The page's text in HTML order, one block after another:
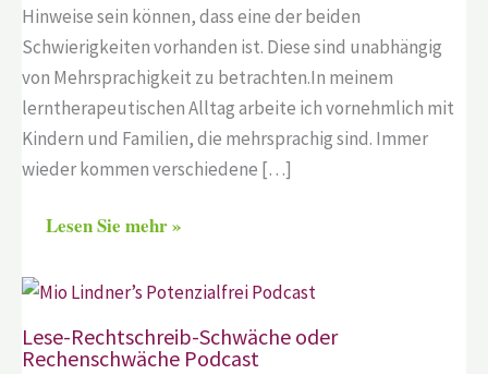
Hinweise sein können, dass eine der beiden
Schwierigkeiten vorhanden ist. Diese sind unabhängig
von Mehrsprachigkeit zu betrachten.In meinem
lerntherapeutischen Alltag arbeite ich vornehmlich mit
Kindern und Familien, die mehrsprachig sind. Immer
wieder kommen verschiedene […]
Lesen Sie mehr »
Lese-Rechtschreib-Schwäche oder
Rechenschwäche Podcast